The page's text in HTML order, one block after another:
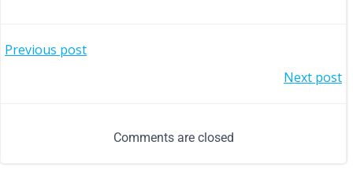
Previous post
Next post
Comments are closed